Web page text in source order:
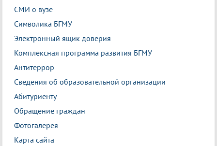
СМИ о вузе
Символика БГМУ
Электронный ящик доверия
Комплексная программа развития БГМУ
Антитеррор
Сведения об образовательной организации
Абитуриенту
Обращение граждан
Фотогалерея
Карта сайта